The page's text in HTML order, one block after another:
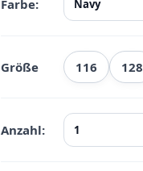
Farbe:
Größe 116 128
Anzahl: